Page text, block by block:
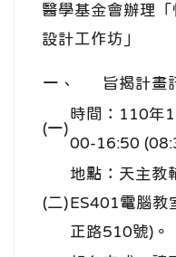
醫學基金會辦理
設計工作坊」
一、 旨揭計畫
(一)
時間：110年
00-16:50
(二)
地點：天主教
ES401電腦教
正路510號)。